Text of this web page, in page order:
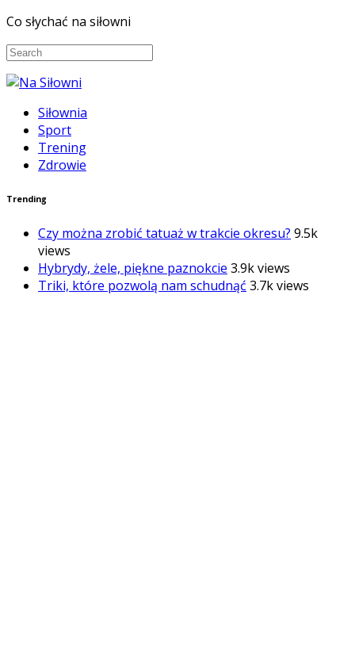
Co słychać na siłowni
Siłownia
Sport
Trening
Zdrowie
Trending
Czy można zrobić tatuaż w trakcie okresu? 9.5k
views
Hybrydy, żele, piękne paznokcie 3.9k views
Triki, które pozwolą nam schudnąć 3.7k views